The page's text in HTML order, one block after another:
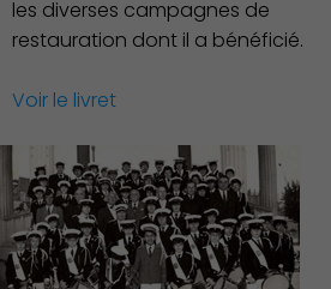
les diverses campagnes de
restauration dont il a bénéficié.
Voir le livret